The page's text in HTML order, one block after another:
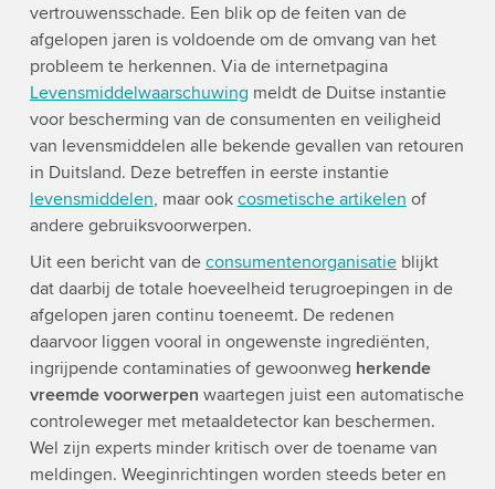
vertrouwensschade. Een blik op de feiten van de
afgelopen jaren is voldoende om de omvang van het
probleem te herkennen. Via de internetpagina
Levensmiddelwaarschuwing meldt de Duitse instantie
voor bescherming van de consumenten en veiligheid
van levensmiddelen alle bekende gevallen van retouren
in Duitsland. Deze betreffen in eerste instantie
levensmiddelen, maar ook cosmetische artikelen of
andere gebruiksvoorwerpen.
Uit een bericht van de consumentenorganisatieblijkt
dat daarbij de totale hoeveelheid terugroepingen in de
afgelopen jaren continu toeneemt. De redenen
daarvoor liggen vooral in ongewenste ingrediënten,
ingrijpende contaminaties of gewoonweg herkende
vreemde voorwerpen waartegen juist een automatische
controleweger met metaaldetector kan beschermen.
Wel zijn experts minder kritisch over de toename van
meldingen. Weeginrichtingen worden steeds beter en